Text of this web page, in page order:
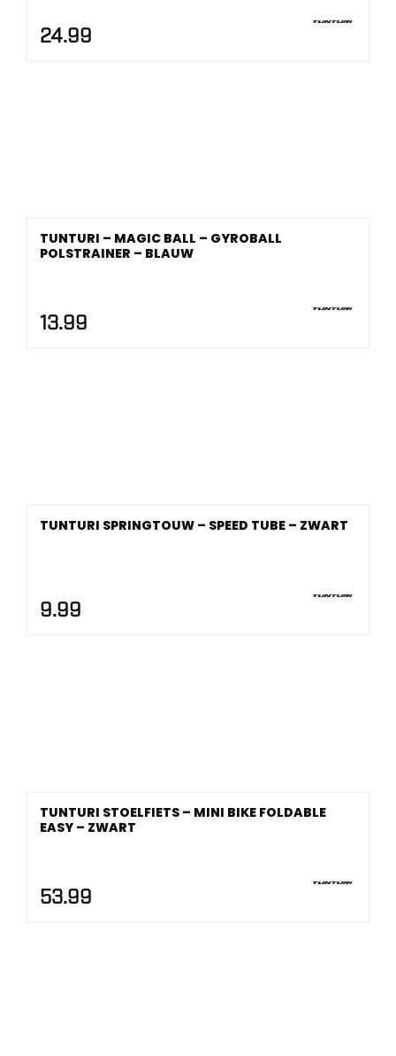
24.99
TUNTURI – MAGIC BALL – GYROBALL
POLSTRAINER – BLAUW
13.99
TUNTURI SPRINGTOUW – SPEED TUBE – ZWART
9.99
TUNTURI STOELFIETS – MINI BIKE FOLDABLE
EASY – ZWART
53.99